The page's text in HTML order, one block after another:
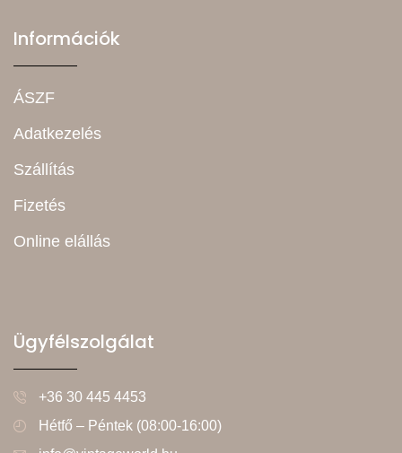
Információk
ÁSZF
Adatkezelés
Szállítás
Fizetés
Online elállás
Ügyfélszolgálat
+36 30 445 4453
Hétfő – Péntek (08:00-16:00)